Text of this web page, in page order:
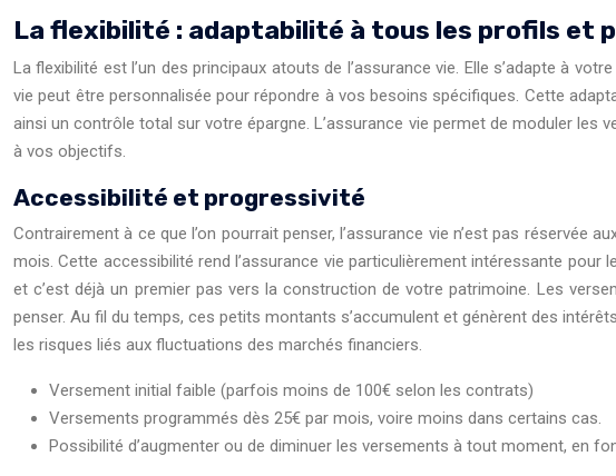
La flexibilité : adaptabilité à tous les profils et
La flexibilité est l’un des principaux atouts de l’assurance vie. Elle s’adapte à
vie peut être personnalisée pour répondre à vos besoins spécifiques. Cette
ainsi un contrôle total sur votre épargne. L’assurance vie permet de moduler
à vos objectifs.
Accessibilité et progressivité
Contrairement à ce que l’on pourrait penser, l’assurance vie n’est pas
mois. Cette accessibilité rend l’assurance vie particulièrement intéressante
et c’est déjà un premier pas vers la construction de votre patrimoine. Les
penser. Au fil du temps, ces petits montants s’accumulent et génèrent des
les risques liés aux fluctuations des marchés financiers.
Versement initial faible (parfois moins de 100€ selon les contrats)
Versements programmés dès 25€ par mois, voire moins dans certains cas.
Possibilité d’augmenter ou de diminuer les versements à tout moment, en